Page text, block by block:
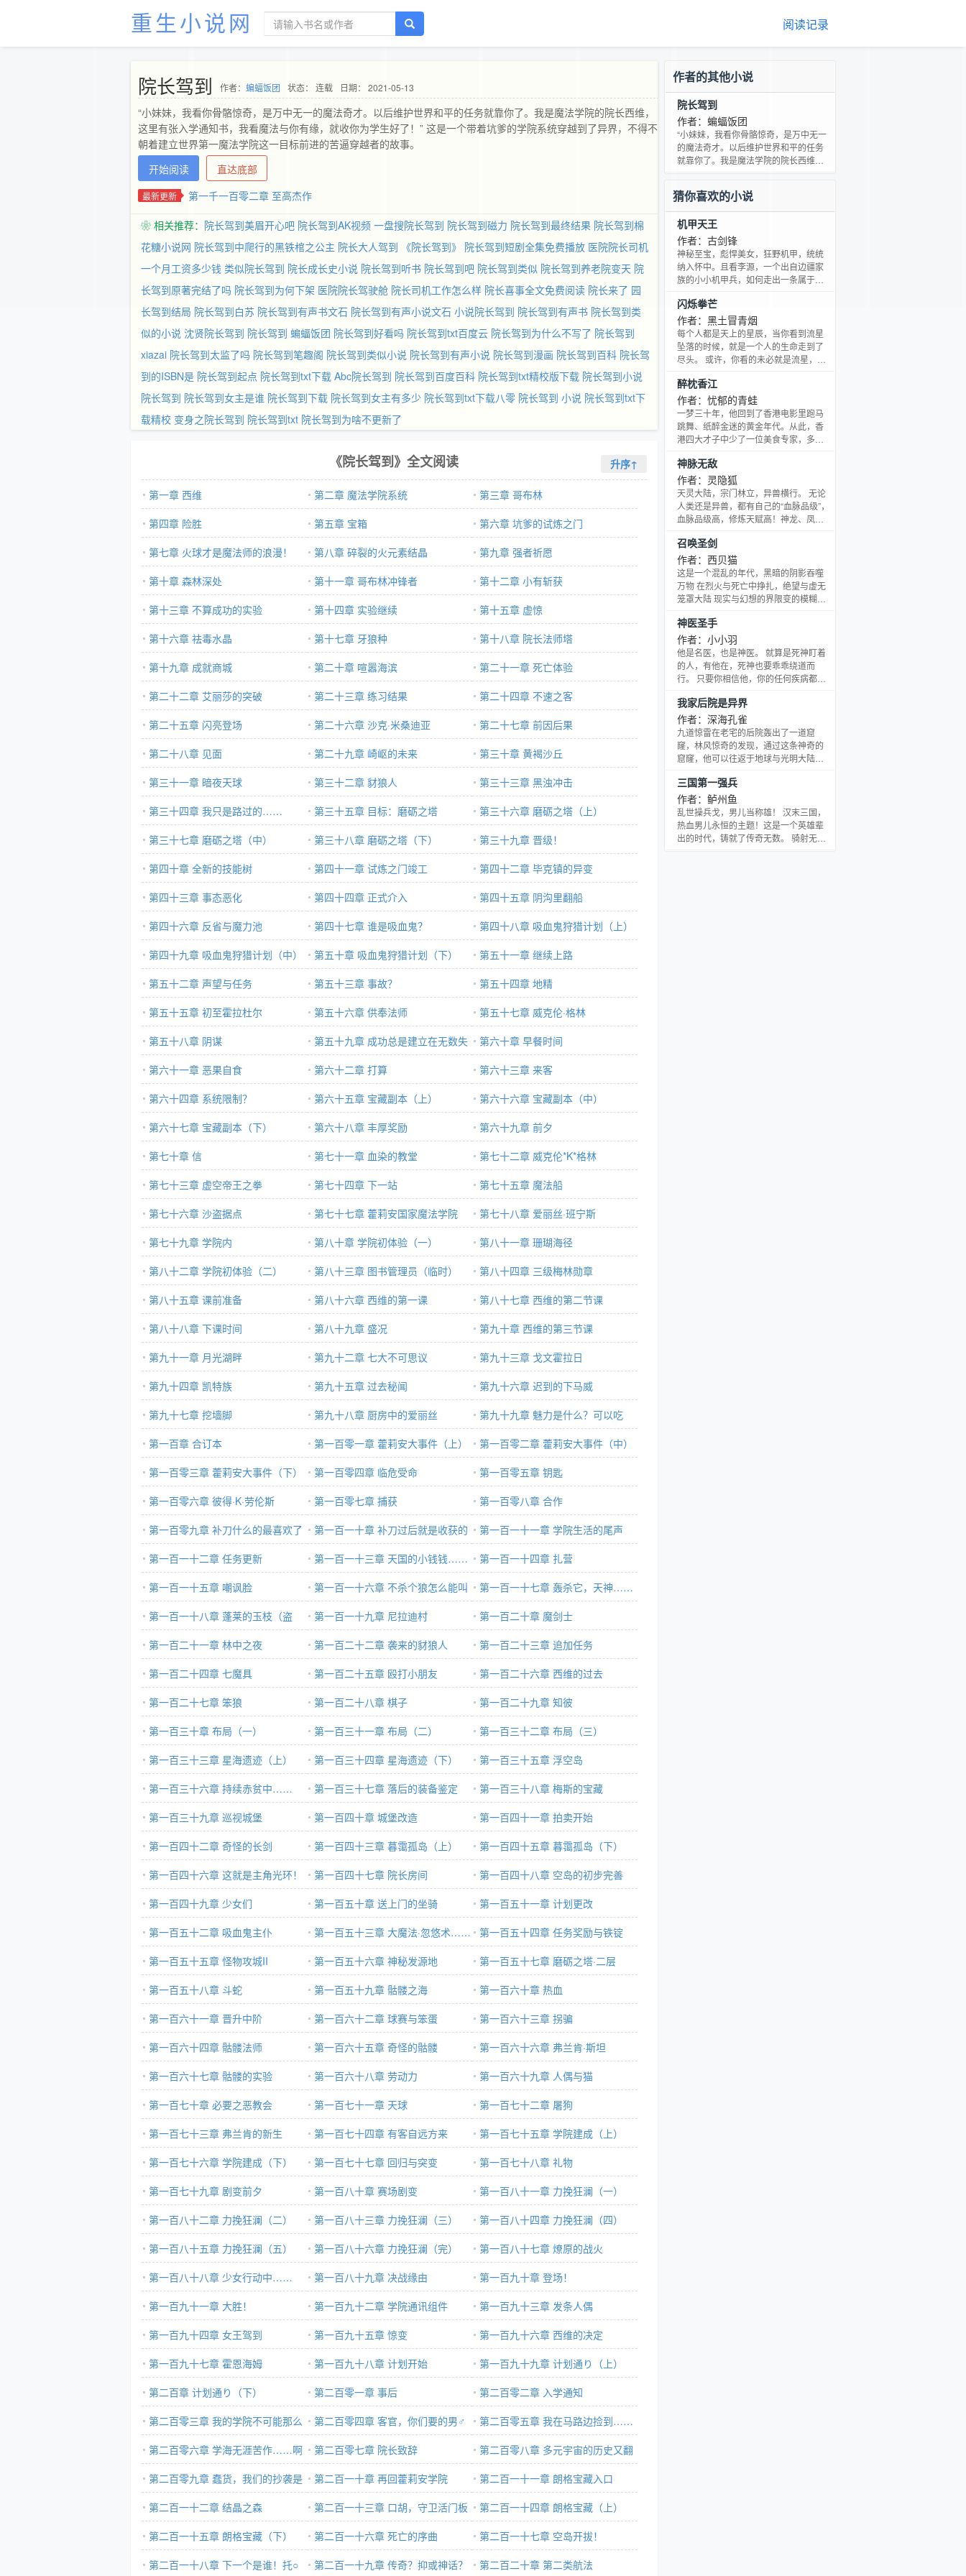
重生小说网 阅读记录
院长驾到 作者： 蝙蝠饭团 状态： 连载 日期： 2021-05-13
“小妹妹，我看你骨骼惊奇，是万中无一的魔法奇才。以后维护世界和平的任务就靠你了。我是魔法学院的院长西维，
这里有张入学通知书，我看魔法与你有缘，就收你为学生好了！” 这是一个带着坑爹的学院系统穿越到了异界，不得不
朝着建立世界第一魔法学院这一目标前进的苦逼穿越者的故事。
开始阅读
直达底部
最新更新 第一千一百零二章 至高杰作
❀ 相关推荐： 院长驾到美眉开心吧 院长驾到AK视频 一盘搜院长驾到 院长驾到磁力 院长驾到最终结果 院长驾到棉
花糖小说网 院长驾到中爬行的黑铁棺之公主 院长大人驾到 《院长驾到》 院长驾到短剧全集免费播放 医院院长司机
一个月工资多少钱 类似院长驾到 院长成长史小说 院长驾到听书 院长驾到吧 院长驾到类似 院长驾到养老院变天 院
长驾到原著完结了吗 院长驾到为何下架 医院院长驾驶舱 院长司机工作怎么样 院长喜事全文免费阅读 院长来了 园
长驾到结局 院长驾到白苏 院长驾到有声书文石 院长驾到有声小说文石 小说院长驾到 院长驾到有声书 院长驾到类
似的小说 沈贤院长驾到 院长驾到 蝙蝠饭团 院长驾到好看吗 院长驾到txt百度云 院长驾到为什么不写了 院长驾到
xiazai 院长驾到太监了吗 院长驾到笔趣阁 院长驾到类似小说 院长驾到有声小说 院长驾到漫画 院长驾到百科 院长驾
到的ISBN是 院长驾到起点 院长驾到txt下载 Abc院长驾到 院长驾到百度百科 院长驾到txt精校版下载 院长驾到小说
院长驾到 院长驾到女主是谁 院长驾到下载 院长驾到女主有多少 院长驾到txt下载八零 院长驾到 小说 院长驾到txt下
载精校 变身之院长驾到 院长驾到txt 院长驾到为啥不更新了
《院长驾到》全文阅读 升序↑
第一章 西维 第二章 魔法学院系统
第三章 哥布林
第四章 险胜
第五章 宝箱
第六章 坑爹的试炼之门
第七章 火球才是魔法师的浪漫！
第八章 碎裂的火元素结晶
第九章 强者祈愿
第十章 森林深处
第十一章 哥布林冲锋者
第十二章 小有斩获
第十三章 不算成功的实验
第十四章 实验继续
第十五章 虚惊
第十六章 祛毒水晶
第十七章 牙狼种
第十八章 院长法师塔
第十九章 成就商城
第二十章 喧嚣海滨
第二十一章 死亡体验
第二十二章 艾丽莎的突破
第二十三章 练习结果
第二十四章 不速之客
第二十五章 闪亮登场
第二十六章 沙克·米桑迪亚
第二十七章 前因后果
第二十八章 见面
第二十九章 崎岖的未来
第三十章 黄褐沙丘
第三十一章 暗夜天球
第三十二章 豺狼人
第三十三章 黑浊冲击
第三十四章 我只是路过的……
第三十五章 目标：磨砺之塔
第三十六章 磨砺之塔（上）
第三十七章 磨砺之塔（中）
第三十八章 磨砺之塔（下）
第三十九章 晋级！
第四十章 全新的技能树
第四十一章 试炼之门竣工
第四十二章 毕克镇的异变
第四十三章 事态恶化
第四十四章 正式介入
第四十五章 阴沟里翻船
第四十六章 反省与魔力池
第四十七章 谁是吸血鬼？
第四十八章 吸血鬼狩猎计划（上）
第四十九章 吸血鬼狩猎计划（中）
第五十章 吸血鬼狩猎计划（下）
第五十一章 继续上路
第五十二章 声望与任务
第五十三章 事故？
第五十四章 地精
第五十五章 初至霍拉杜尔
第五十六章 供奉法师
第五十七章 威克伦·格林
第五十八章 阴谋
第五十九章 成功总是建立在无数失
败上的！
第六十章 早餐时间
第六十一章 恶果自食
第六十二章 打算
第六十三章 来客
第六十四章 系统限制？
第六十五章 宝藏副本（上）
第六十六章 宝藏副本（中）
第六十七章 宝藏副本（下）
第六十八章 丰厚奖励
第六十九章 前夕
第七十章 信
第七十一章 血染的教堂
第七十二章 威克伦*K*格林
第七十三章 虚空帝王之拳
第七十四章 下一站
第七十五章 魔法船
第七十六章 沙盗据点
第七十七章 藿莉安国家魔法学院
第七十八章 爱丽丝·班宁斯
第七十九章 学院内
第八十章 学院初体验（一）
第八十一章 珊瑚海径
第八十二章 学院初体验（二）
第八十三章 图书管理员（临时）
第八十四章 三级梅林勋章
第八十五章 课前准备
第八十六章 西维的第一课
第八十七章 西维的第二节课
第八十八章 下课时间
第八十九章 盛况
第九十章 西维的第三节课
第九十一章 月光湖畔
第九十二章 七大不可思议
第九十三章 戈文霍拉日
第九十四章 凯特族
第九十五章 过去秘闻
第九十六章 迟到的下马威
第九十七章 挖墙脚
第九十八章 厨房中的爱丽丝
第九十九章 魅力是什么？可以吃
么……
第一百章 合订本 第一百零一章 藿莉安大事件（上）
第一百零二章 藿莉安大事件（中）
第一百零三章 藿莉安大事件（下）
第一百零四章 临危受命
第一百零五章 钥匙
第一百零六章 彼得·K·劳伦斯
第一百零七章 捕获
第一百零八章 合作
第一百零九章 补刀什么的最喜欢了
第一百一十章 补刀过后就是收获的
季节
第一百一十一章 学院生活的尾声
第一百一十二章 任务更新
第一百一十三章 天国的小钱钱……
第一百一十四章 扎营
第一百一十五章 嘲讽脸
第一百一十六章 不杀个狼怎么能叫
异界文主角！
第一百一十七章 轰杀它，天神……
咳，我是说辉耀烈破
第一百一十八章 蓬莱的玉枝（盗
版）
第一百一十九章 尼拉迪村
第一百二十章 魔剑士
第一百二十一章 林中之夜
第一百二十二章 袭来的豺狼人
第一百二十三章 追加任务
第一百二十四章 七魔具
第一百二十五章 殴打小朋友
第一百二十六章 西维的过去
第一百二十七章 笨狼
第一百二十八章 棋子
第一百二十九章 知彼
第一百三十章 布局（一）
第一百三十一章 布局（二）
第一百三十二章 布局（三）
第一百三十三章 星海遗迹（上）
第一百三十四章 星海遗迹（下）
第一百三十五章 浮空岛
第一百三十六章 持续赤贫中……
第一百三十七章 落后的装备鉴定
第一百三十八章 梅斯的宝藏
第一百三十九章 巡视城堡
第一百四十章 城堡改造
第一百四十一章 拍卖开始
第一百四十二章 奇怪的长剑
第一百四十三章 暮霭孤岛（上）
第一百四十五章 暮霭孤岛（下）
第一百四十六章 这就是主角光环！
第一百四十七章 院长房间
第一百四十八章 空岛的初步完善
（一）
第一百四十九章 少女们 第一百五十章 送上门的坐骑
第一百五十一章 计划更改
第一百五十二章 吸血鬼主仆
第一百五十三章 大魔法·忽悠术……
第一百五十四章 任务奖励与铁锭
第一百五十五章 怪物攻城II
第一百五十六章 神秘发源地
第一百五十七章 磨砺之塔·二层
第一百五十八章 斗蛇
第一百五十九章 骷髅之海
第一百六十章 热血
第一百六十一章 晋升中阶
第一百六十二章 球赛与笨蛋
第一百六十三章 拐骗
第一百六十四章 骷髅法师
第一百六十五章 奇怪的骷髅
第一百六十六章 弗兰肯·斯坦
第一百六十七章 骷髅的实验
第一百六十八章 劳动力
第一百六十九章 人偶与猫
第一百七十章 必要之恶教会
第一百七十一章 天球
第一百七十二章 屠狗
第一百七十三章 弗兰肯的新生
第一百七十四章 有客自远方来
第一百七十五章 学院建成（上）
第一百七十六章 学院建成（下）
第一百七十七章 回归与突变
第一百七十八章 礼物
第一百七十九章 剧变前夕
第一百八十章 赛场剧变
第一百八十一章 力挽狂澜（一）
第一百八十二章 力挽狂澜（二）
第一百八十三章 力挽狂澜（三）
第一百八十四章 力挽狂澜（四）
第一百八十五章 力挽狂澜（五）
第一百八十六章 力挽狂澜（完）
第一百八十七章 燎原的战火
第一百八十八章 少女行动中……
第一百八十九章 决战缘由
第一百九十章 登场！
第一百九十一章 大胜！
第一百九十二章 学院通讯组件
第一百九十三章 发条人偶
第一百九十四章 女王驾到
第一百九十五章 惊变
第一百九十六章 西维的决定
第一百九十七章 霍恩海姆
第一百九十八章 计划开始
第一百九十九章 计划通り（上）
第二百章 计划通り（下）
第二百零一章 事后
第二百零二章 入学通知
第二百零三章 我的学院不可能那么
厉害
第二百零四章 客官，你们要的男♂
孩♂子
第二百零五章 我在马路边捡到……
卧槽，这多少钱？
第二百零六章 学海无涯苦作……啊
教练，我会游泳！
第二百零七章 院长致辞
第二百零八章 多元宇宙的历史又翻
开了新的一页！
第二百零九章 蠢货，我们的抄袭是
正义的！
第二百一十章 再回藿莉安学院
第二百一十一章 朗格宝藏入口
第二百一十二章 结晶之森
第二百一十三章 口胡，守卫活门板
的不是三头犬吗！
第二百一十四章 朗格宝藏（上）
第二百一十五章 朗格宝藏（下）
第二百一十六章 死亡的序曲
第二百一十七章 空岛开拔！
第二百一十八章 下一个是谁！托○
第二百一十九章 传奇？抑或神话？ 第二百二十章 第二类航法
作者的其他小说
院长驾到
作者：蝙蝠饭团
“小妹妹，我看你骨骼惊奇，是万中无一
的魔法奇才。以后维护世界和平的任务
就靠你了。我是魔法学院的院长西维，
坑爹的学院系统穿越到了异界，不得不
朝着建立世界第一魔法学院这一目标前
进的苦逼穿越者的故事。
猜你喜欢的小说
机甲天王
作者：古剑锋
神秘至宝，彪悍美女，狂野机甲，统统
纳入怀中。且看李源，一个出自边疆家
族的小小机甲兵，如何走出一条属于自
河，傲笑寰宇。成就不败巅峰。他，机
甲天王，让万国来朝，让无数王牌俯首
称臣。
闪烁拳芒
作者：黑土冒青烟
每个人都是天上的星辰，当你看到流星
坠落的时候，就是一个人的生命走到了
尽头。 或许，你看的未必就是流星，而
光明，跨越几千亿的黑暗，空间在撕
裂！金色的殿堂在垮塌！众神衣衫褴褛
的倒下！ 墨青晃动着手臂，用力的握
拳，对众神语出威胁：“你们几个，沙包
大的拳头见过没？” ********* 已完本老书
读者群（251809422）入群需验
醉枕香江
作者：忧郁的青蛙
一梦三十年，他回到了香港电影里跑马
跳舞、纸醉金迷的黄金年代。从此，香
港四大才子中少了一位美食专家，多了
袖，醉枕香江。 —— 马甲新书《笑傲香
江》已发，恳请大家移步支持。 书号
3415524书页下方有链接！
神脉无敌
作者：灵隐狐
天灵大陆，宗门林立，异兽横行。 无论
人类还是异兽，都有自己的“血脉品级”，
血脉品级高，修炼天赋高！神龙、凤
群；山鸡野兔“十品血脉”，苦修一世，实
力低微。血脉品级与生俱来，不可改
变，人类，血脉九品低阶…… 一次奇
遇，小镇少年叶铭发现，自己的血脉品
级，可以提升！ 资质低？悟性差？ 不代
六品，甚至二品、一品的超强神级血
脉！ 以巅峰
召唤圣剑
作者：西贝猫
这是一个混乱的年代，黑暗的阴影吞噬
万物 在烈火与死亡中挣扎，绝望与虚无
笼罩大陆 现实与幻想的界限变的模糊，
这灭亡的命运，重新唤回那失落的的荣
耀？ 罗德曾是网络游戏《龙魂大陆》中
最强大的玩家公会星光的会长，而就在
他率领众玩家打败游戏中从未被人击败
过的最终BOSS虚空之龙后，他却意外的
界。 命运的轨迹从来不曾固定，一切都
掌握在自己的手
神医圣手
作者：小小羽
他是名医，也是神医。 就算是死神盯着
的人，有他在，死神也要乖乖绕道而
行。 只要你相信他，你的任何疾病都不
帝使者的人，一个有点张扬，但很可爱
的人！ ………… 小羽新书，恳求新老朋
友们继续支持，这是小羽第五本书，已
有四本老书完本，请朋友们放心收藏！
新建书友新群，喜欢本书，支持本书的
1462o3975
我家后院是异界
作者：深海孔雀
九道惊雷在老宅的后院轰出了一道窟
窿，林风惊奇的发现，通过这条神奇的
窟窿，他可以往返于地球与光明大陆。
三国第一强兵
作者：鲈州鱼
乱世操兵戈，男儿当称雄！ 汉末三国，
热血男儿永恒的主题！这是一个英雄辈
出的时代，铸就了传奇无数。 骑射无双